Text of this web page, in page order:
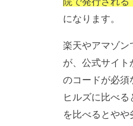
になります。
楽天やアマゾン
が、公式サイト
のコードが必須
ヒルズに比べ
を比べるとやや